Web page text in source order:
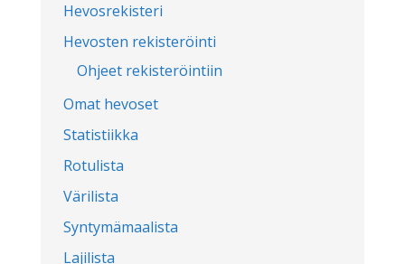
Hevosrekisteri
Hevosten rekisteröinti
Ohjeet rekisteröintiin
Omat hevoset
Statistiikka
Rotulista
Värilista
Syntymämaalista
Lajilista